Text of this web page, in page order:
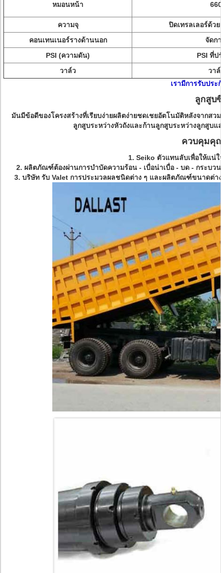
หมอนหน้า
ความจุ
ปิดเทรลเลอร์ด้ว
คอนเทนเนอร์รางด้านนอก
จัดก
PSI (ความดัน)
PSI ที่ป
วาล์ว
วา
เรามีการรับประ
ลูกสูบ
มันมีข้อดีของโครงสร้างที่เรียบง่ายผลิตง่ายชดเชยอัตโนมัติหลังจากส
ลูกสูบระหว่างหัวถังและก้านลูกสูบระหว่างลูกสูบ
ควบคุมคุ
1. Seiko ตัวแทนลับเพื่อให้แน่
2. ผลิตภัณฑ์ต้องผ่านการบำบัดความร้อน - เบื่อน่าเบื่อ - บด - กระบ
3. บริษัท รับ Valet การประมวลผลชนิดต่าง ๆ และผลิตภัณฑ์ขนาดต่า